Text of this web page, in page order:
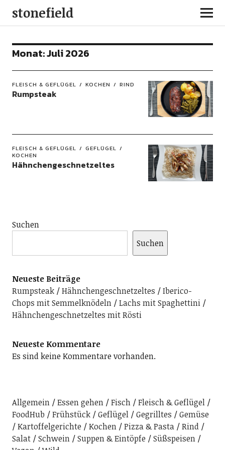
stonefield
Monat:Juli 2026
FLEISCH & GEFLÜGEL KOCHEN RIND
Rumpsteak
FLEISCH & GEFLÜGEL
GEFLÜGEL
KOCHEN
Hähnchengeschnetzeltes
Suchen
Suchen
Neueste Beiträge
Rumpsteak
Hähnchengeschnetzeltes
Iberico-
Chops mit Semmelknödeln
Lachs mit Spaghettini
Hähnchengeschnetzeltes mit Rösti
Neueste Kommentare
Es sind keine Kommentare vorhanden.
Allgemein Essen gehen Fisch
Fleisch & Geflügel
FoodHub
Frühstück Geflügel Gegrilltes
Gemüse
Kartoffelgerichte
Kochen Pizza & Pasta
Rind
Salat
Schwein Suppen & Eintöpfe
Süßspeisen